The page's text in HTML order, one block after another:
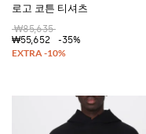
로고 코튼 티셔츠
₩85,635
₩55,652
-35%